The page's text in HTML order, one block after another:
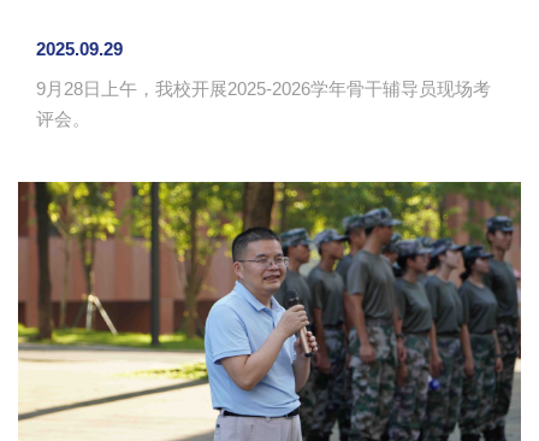
2025.09.29
9月28日上午，我校开展2025-2026学年骨干辅导员现场考
评会。